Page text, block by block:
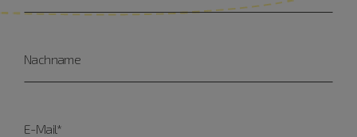
Nachname
E-Mail*